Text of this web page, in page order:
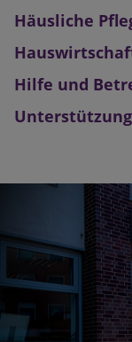
Häusliche
Hilfe und